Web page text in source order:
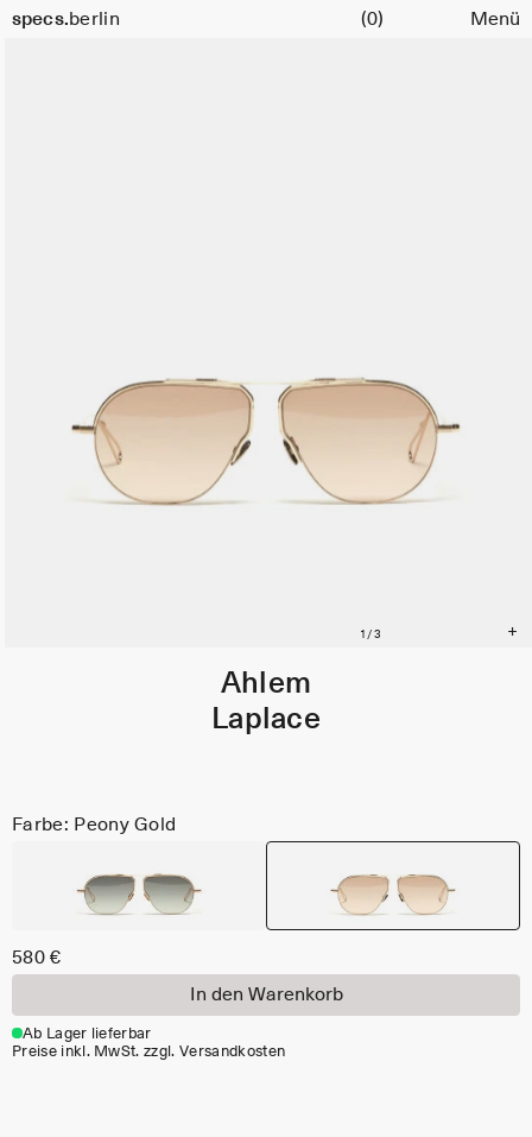
specs.berlin
Warenkorb (0) Menü
Ahlem
Laplace
Farbe: Peony Gold
Größe
53
580 €
In den Warenkorb
Ab Lager lieferbar
Preise inkl. MwSt. zzgl. Versandkosten